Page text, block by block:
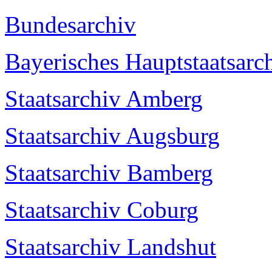
Bundesarchiv
Bayerisches
Staatsarchiv Amberg
Staatsarchiv Augsburg
Staatsarchiv Bamberg
Staatsarchiv Coburg
Staatsarchiv Landshut